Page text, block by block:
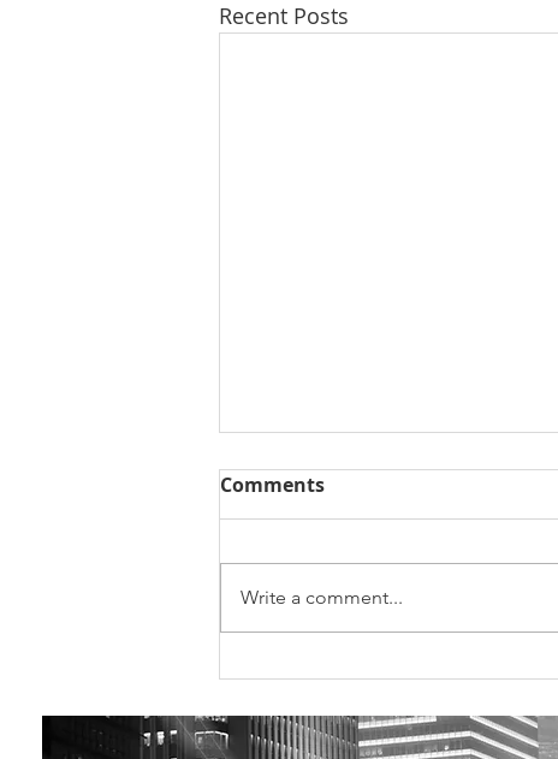
Recent Posts
na Universidade de Coimbra
Comments
Write a comment...